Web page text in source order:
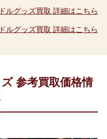
ルグッズ買取 詳細はこちら
ルグッズ買取 詳細はこちら
参考買取価格情